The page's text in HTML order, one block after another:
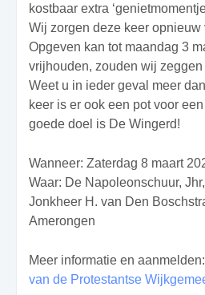
kostbaar extra
Wij zorgen deze keer opnieuw
Opgeven kan tot maandag 3
vrijhouden, zouden wij
Weet u in ieder geval meer
keer is er ook een pot voor
goede doel is De Wingerd!
Wanneer: Zaterdag 8 maart
Waar: De Napoleonschuur,
Jonkheer H. van Den
Amerongen
Meer informatie en
van de Protestantse